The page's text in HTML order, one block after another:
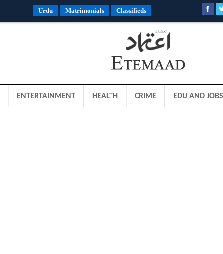
Urdu Matrimonials Classifieds
ENTERTAINMENT HEALTH CRIME EDU AND JOBS